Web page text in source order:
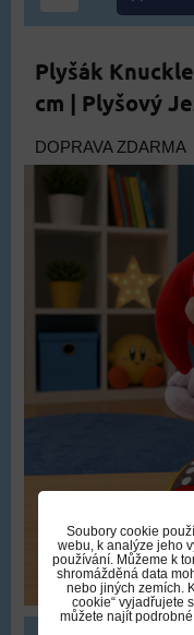
Plyšák
cm | Plyšový
DOPRAVA ZDARMA
Soubory cookie
webu, k analýze jeho
používání. Můžeme k
shromážděná data
nebo jiných zemích.
cookie“ vyjadřujete
můžete najít